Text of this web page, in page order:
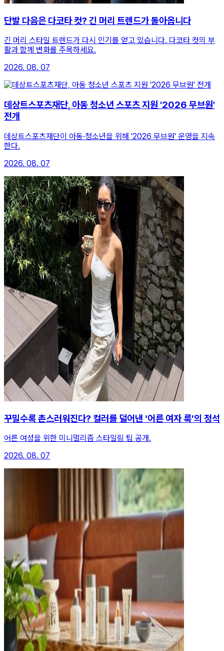
단발 다음은 다코타 컷? 긴 머리 트렌드가 돌아옵니다
긴 머리 스타일 트렌드가 다시 인기를 얻고 있습니다. 다코타 컷의 부
활과 함께 변화를 주목하세요.
2026. 08. 07
데상트스포츠재단, 아동 청소년 스포츠 지원 '2026 무브원'
전개
데상트스포츠재단이 아동·청소년을 위해 '2026 무브원' 운영을 지속
한다.
2026. 08. 07
꾸밀수록 촌스러워진다? 컬러를 덜어낸 ‘어른 여자 룩’의 정석
어른 여성을 위한 미니멀리즘 스타일링 팁 공개.
2026. 08. 07